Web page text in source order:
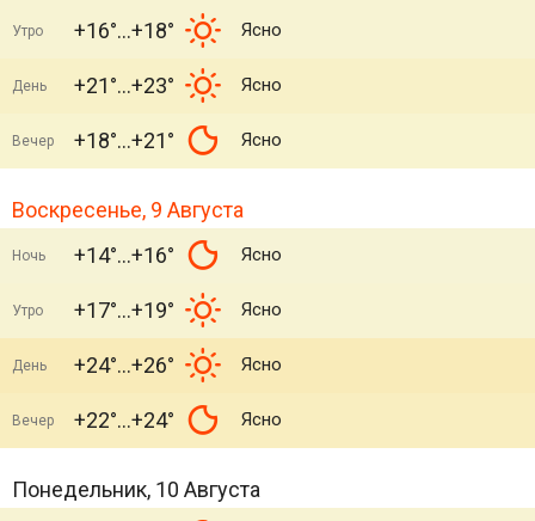
Утро +16° +18° Ясно
День +21° +23° Ясно
Вечер +18° +21° Ясно
Воскресенье, 9 Августа
Ночь +14° +16° Ясно
Утро +17° +19° Ясно
День +24° +26° Ясно
Вечер +22° +24° Ясно
Понедельник, 10 Августа